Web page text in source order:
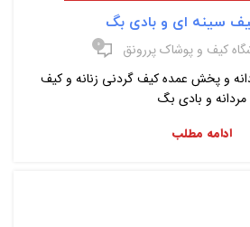
سینه ای و بادی بگ
کیف و پوشاک پررونق ۰
و پخش عمده کیف گردنی زنانه و کیف
مردانه و بادی بگ
ادامه مطلب